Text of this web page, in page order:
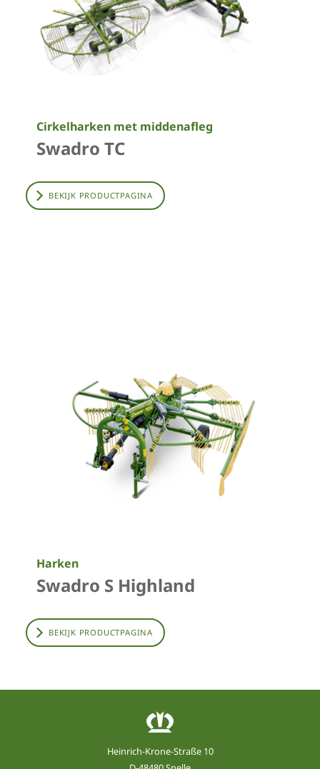
Cirkelharken met middenafleg
Swadro TC
BEKIJK PRODUCTPAGINA
Harken
Swadro S Highland
BEKIJK PRODUCTPAGINA
Heinrich-Krone-Straße 10